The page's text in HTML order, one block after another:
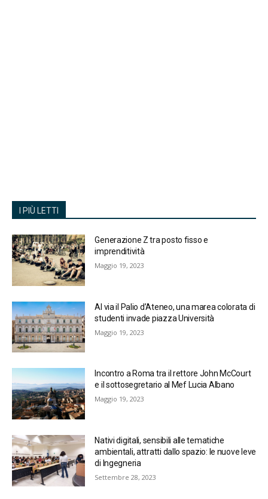
I PIÙ LETTI
Generazione Z tra posto fisso e
imprenditività
Maggio 19, 2023
Al via il Palio d’Ateneo, una marea colorata di
studenti invade piazza Università
Maggio 19, 2023
Incontro a Roma tra il rettore John McCourt
e il sottosegretario al Mef Lucia Albano
Maggio 19, 2023
Nativi digitali, sensibili alle tematiche
ambientali, attratti dallo spazio: le nuove leve
di Ingegneria
Settembre 28, 2023